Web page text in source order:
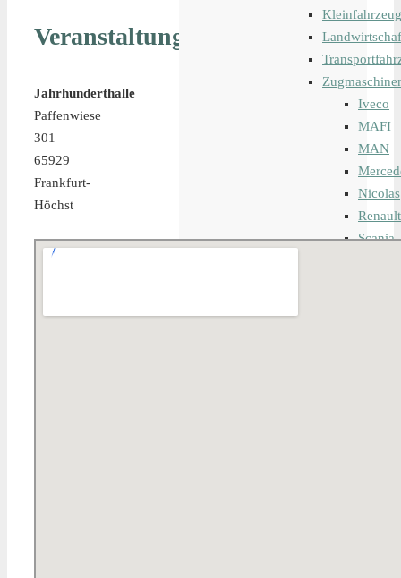
Veranstaltungsort
Jahrhunderthalle
Paffenwiese
301
65929
Frankfurt-
Höchst
Iveco
MAFI
MAN
Nicolas
Renault
Scania